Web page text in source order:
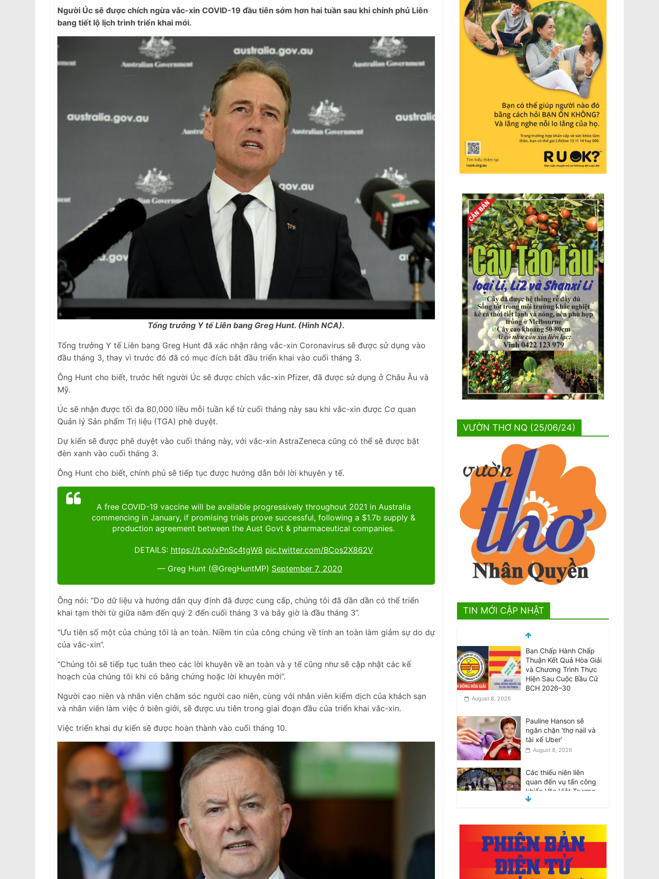
Người Úc sẽ được chích ngừa vắc-xin COVID-19 đầu tiên sớm hơn hai tuần sau khi chính phủ Liên
bang tiết lộ lịch trình triển khai mới.
Tổng trưởng Y tế Liên bang Greg Hunt. (Hình NCA).
Tổng trưởng Y tế Liên bang Greg Hunt đã xác nhận rằng vắc-xin Coronavirus sẽ được sử dụng vào
đầu tháng 3, thay vì trước đó đã có mục đích bắt đầu triển khai vào cuối tháng 3.
Ông Hunt cho biết, trước hết người Úc sẽ được chích vắc-xin Pfizer, đã được sử dụng ở Châu Âu và
Mỹ.
Úc sẽ nhận được tối đa 80,000 liều mỗi tuần kể từ cuối tháng này sau khi vắc-xin được Cơ quan
Quản lý Sản phẩm Trị liệu (TGA) phê duyệt.
Dự kiến ​​sẽ được phê duyệt vào cuối tháng này, với vắc-xin AstraZeneca cũng có thể sẽ được bật
đèn xanh vào cuối tháng 3.
Ông Hunt cho biết, chính phủ sẽ tiếp tục được hướng dẫn bởi lời khuyên y tế.
A free COVID-19 vaccine will be available progressively throughout 2021 in Australia
commencing in January, if promising trials prove successful, following a $1.7b supply &
production agreement between the Aust Govt & pharmaceutical companies.
DETAILS: https://t.co/xPnSc4tgW8 pic.twitter.com/BCos2X862V
— Greg Hunt (@GregHuntMP) September 7, 2020
Ông nói: “Do dữ liệu và hướng dẫn quy định đã được cung cấp, chúng tôi đã dần dần có thể triển
khai tạm thời từ giữa năm đến quý 2 đến cuối tháng 3 và bây giờ là đầu tháng 3”.
“Ưu tiên số một của chúng tôi là an toàn. Niềm tin của công chúng về tính an toàn làm giảm sự do dự
của vắc-xin”.
“Chúng tôi sẽ tiếp tục tuân theo các lời khuyên về an toàn và y tế cũng như sẽ cập nhật các kế
hoạch của chúng tôi khi có bằng chứng hoặc lời khuyên mới”.
Người cao niên và nhân viên chăm sóc người cao niên, cùng với nhân viên kiểm dịch của khách sạn
và nhân viên làm việc ở biên giới, sẽ được ưu tiên trong giai đoạn đầu của triển khai vắc-xin.
Việc triển khai dự kiến ​​sẽ được hoàn thành vào cuối tháng 10.
VƯỜN THƠ NQ (25/06/24)
TIN MỚI CẬP NHẬT
Ban Chấp Hành Chấp
Thuận Kết Quả Hòa Giải
và Chương Trình Thực
Hiện Sau Cuộc Bầu Cử
BCH 2026–30
August 8, 2026
Pauline Hanson sẽ
ngăn chặn ‘thợ nail và
tài xế Uber’
August 8, 2026
Các thiếu niên liên
quan đến vụ tấn công
khiến Văn Việt Trương
tử vong được tại ngoại
Teens involved in fatal
attack on Van Viet
Truong freed on bail
August 8, 2026